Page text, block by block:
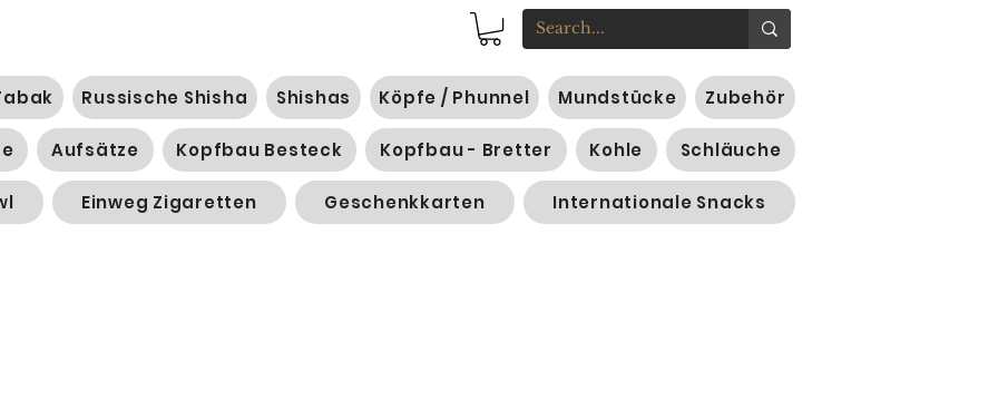
Russische Shisha Shishas Köpfe / Phunnel Mundstücke Zubehör
Aufsätze Kopfbau Besteck Kopfbau - Bretter Kohle Schläuche
Einweg Zigaretten Geschenkkarten Internationale Snacks